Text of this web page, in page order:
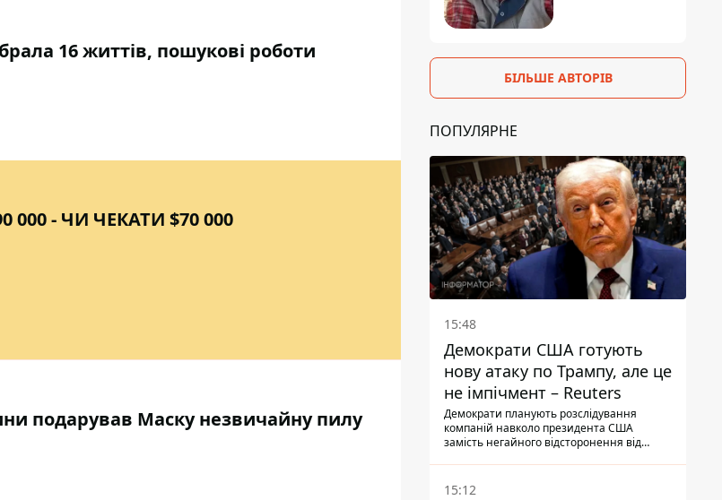
16 життів, пошукові роботи
000 - ЧИ ЧЕКАТИ $70 000
подарував Маску незвичайну пилу
БІЛЬШЕ АВТОРІВ
ПОПУЛЯРНЕ
15:48
Демократи США готують
нову атаку по Трампу, але це
не імпічмент – Reuters
Демократи планують розслідування
компаній навколо президента США
замість негайного відсторонення від
15:12